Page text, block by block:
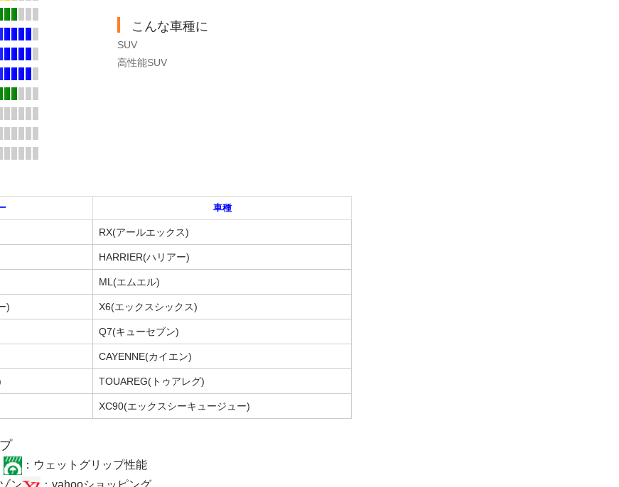
こんな車種に
SUV
高性能SUV
車種
RX(アールエックス)
HARRIER(ハリアー)
ML(エムエル)
) X6(エックスシックス)
Q7(キューセブン)
CAYENNE(カイエン)
TOUAREG(トゥアレグ)
XC90(エックスシーキュージュー)
：ウェットグリップ性能
ン
：yahooショッピング